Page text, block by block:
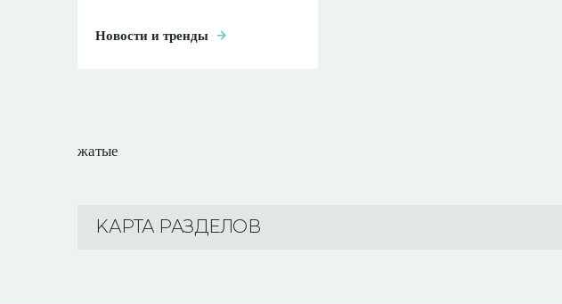
Новости и тренды
жатые
KАРТА РАЗДЕЛОВ